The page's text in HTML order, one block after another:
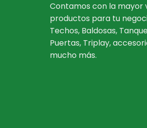
Contamos con la mayor
productos para tu
Techos, Baldosas,
Puertas, Triplay,
mucho más.